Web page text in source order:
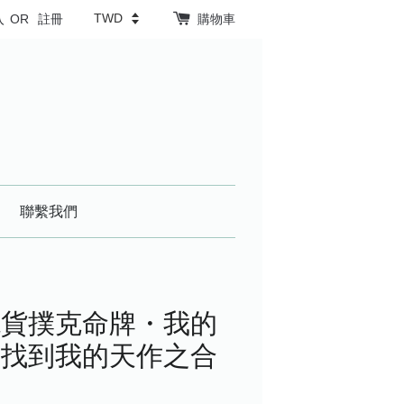
OR 註冊 購物車
聯繫我們
撲克命牌・我的
到我的天作之合